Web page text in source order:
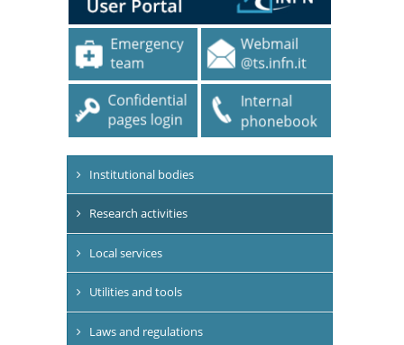
Institutional bodies
Research activities
Local services
Utilities and tools
Laws and regulations